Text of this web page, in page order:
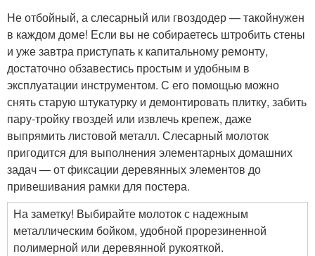
Не отбойный, а слесарный или гвоздодер — такойнужен
в каждом доме! Если вы не собираетесь штробить стены
и уже завтра приступать к капитальному ремонту,
достаточно обзавестись простым и удобным в
эксплуатации инструментом. С его помощью можно
снять старую штукатурку и демонтировать плитку, забить
пару-тройку гвоздей или извлечь крепеж, даже
выпрямить листовой металл. Слесарный молоток
пригодится для выполнения элементарных домашних
задач — от фиксации деревянных элементов до
привешивания рамки для постера.
На заметку! Выбирайте молоток с надежным
металлическим бойком, удобной прорезиненной
полимерной или деревянной рукояткой.